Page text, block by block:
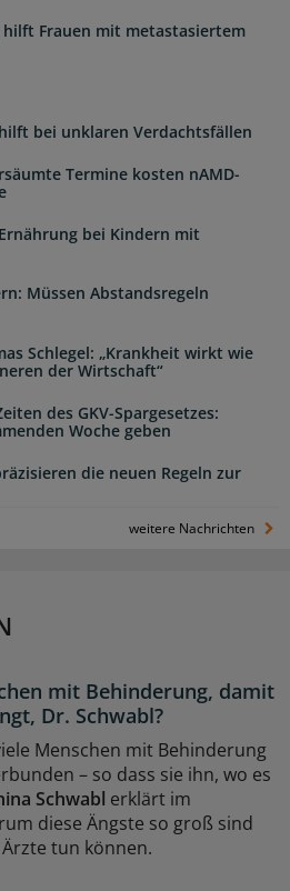
Frauen mit metastasiertem
bei unklaren Verdachtsfällen
Termine kosten nAMD-
bei Kindern mit
Müssen Abstandsregeln
Schlegel: „Krankheit wirkt wie
der Wirtschaft“
des GKV-Spargesetzes:
Woche geben
die neuen Regeln zur
weitere Nachrichten
mit Behinderung, damit
Dr. Schwabl?
Menschen mit Behinderung
– so dass sie ihn, wo es
Schwabl erklärt im
diese Ängste so groß sind
tun können.